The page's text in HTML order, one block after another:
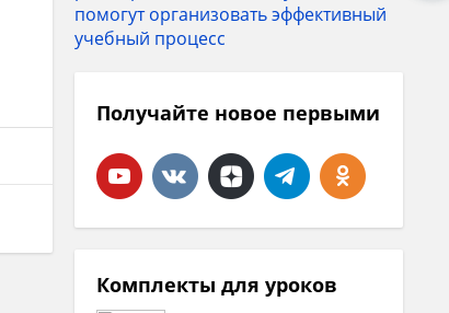
Получайте новое первыми
Комплекты для уроков